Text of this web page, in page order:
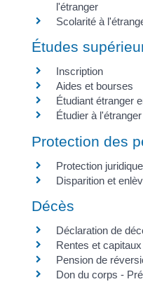
l'étranger
Scolarité à
Études
Inscription
Aides et bourses
Étudiant étranger
Étudier à l'étranger
Protection des
Protection
Disparition et
Décès
Déclaration de
Rentes et
Pension de
Don du corps -